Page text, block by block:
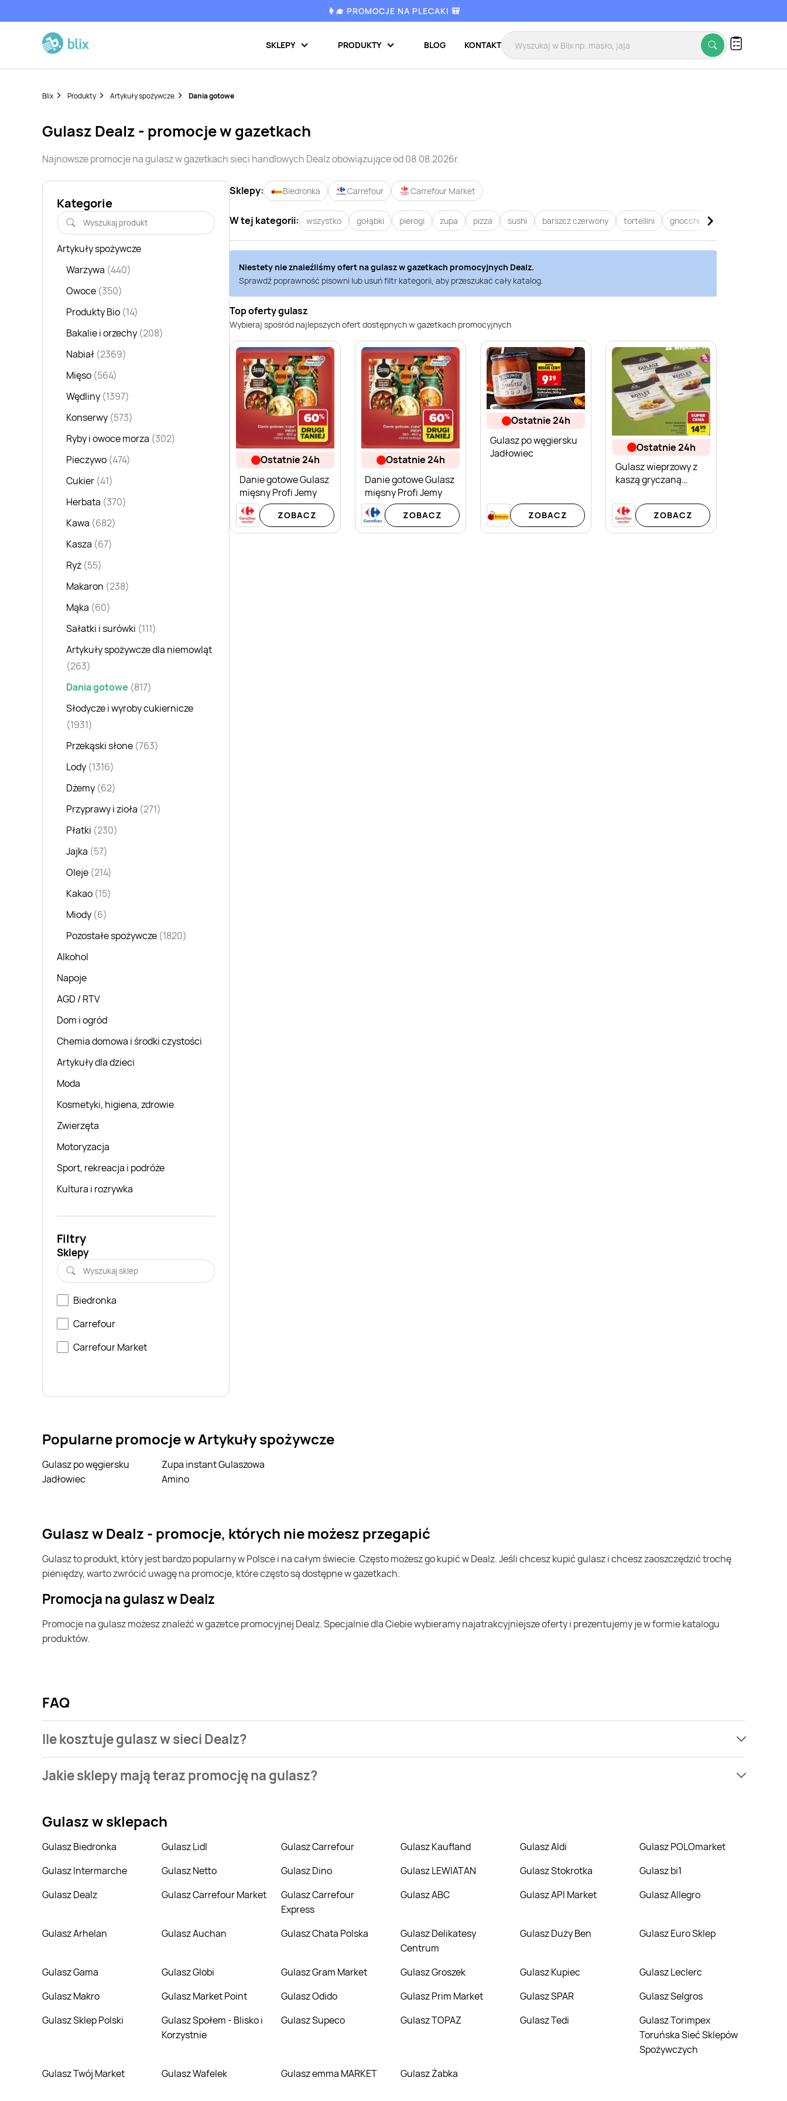
👩‍🎓 PROMOCJE NA PLECAKI 🎒
SKLEPY PRODUKTY BLOG KONTAKT
Blix Produkty Artykuły spożywcze Dania gotowe
gulasz Dealz - promocje w gazetkach
Najnowsze promocje nagulaszw gazetkach sieci handlowych Dealzobowiązujące od 08.08.2026r.
Kategorie
Artykuły spożywcze
Warzywa (440)
Owoce (350)
Produkty Bio (14)
Bakalie i orzechy (208)
Nabiał (2369)
Mięso (564)
Wędliny (1397)
Konserwy (573)
Ryby i owoce morza (302)
Pieczywo (474)
Cukier (41)
Herbata (370)
Kawa (682)
Kasza (67)
Ryż (55)
Makaron (238)
Mąka (60)
Sałatki i surówki (111)
Artykuły spożywcze dla niemowląt
(263)
Dania gotowe (817)
Słodycze i wyroby cukiernicze
(1931)
Przekąski słone (763)
Lody (1316)
Dżemy (62)
Przyprawy i zioła (271)
Płatki (230)
Jajka (57)
Oleje (214)
Kakao (15)
Miody (6)
Pozostałe spożywcze (1820)
Alkohol
Napoje
AGD / RTV
Dom i ogród
Chemia domowa i środki czystości
Artykuły dla dzieci
Moda
Kosmetyki, higiena, zdrowie
Zwierzęta
Motoryzacja
Sport, rekreacja i podróże
Kultura i rozrywka
Filtry
Sklepy
Biedronka
Carrefour
Carrefour Market
Sklepy: Biedronka Carrefour Carrefour Market
W tej kategorii: wszystko gołąbki pierogi zupa pizza sushi barszcz czerwony tortellini gnocchi
Niestety nie znaleźliśmy ofert nagulaszw gazetkach promocyjnych Dealz.
Sprawdź poprawność pisowni lub usuń filtr kategorii, aby przeszukać cały katalog.
Top oferty gulasz
Wybieraj spośród najlepszych ofert dostępnych w gazetkach promocyjnych
ostatnie 24h
Danie gotowe Gulasz
mięsny Profi Jemy
ZOBACZ
ostatnie 24h
Danie gotowe Gulasz
mięsny Profi Jemy
ZOBACZ
ostatnie 24h
Gulasz po węgiersku
Jadłowiec
ZOBACZ
ostatnie 24h
Gulasz wieprzowy z
kaszą gryczaną
ZOBACZ
Popularne promocje w Artykuły spożywcze
Gulasz po węgiersku
Jadłowiec
Zupa instant Gulaszowa
Amino
gulasz w Dealz - promocje, których nie możesz przegapić
gulasz to produkt, który jest bardzo popularny w Polsce i na całym świecie. Często możesz go kupić w Dealz. Jeśli chcesz kupić gulasz i chcesz zaoszczędzić trochę
pieniędzy, warto zwrócić uwagę na promocje, które często są dostępne w gazetkach.
Promocja na gulasz w Dealz
Promocje na gulasz możesz znaleźć w gazetce promocyjnej Dealz. Specjalnie dla Ciebie wybieramy najatrakcyjniejsze oferty i prezentujemy je w formie katalogu
produktów.
FAQ
Ile kosztuje gulasz w sieci Dealz?
Jakie sklepy mają teraz promocję na gulasz?
Gulaszw sklepach
Gulasz Biedronka Gulasz Lidl Gulasz Carrefour Gulasz Kaufland Gulasz Aldi
Gulasz POLOmarket
Gulasz Intermarche
Gulasz Netto Gulasz Dino Gulasz LEWIATAN Gulasz Stokrotka
Gulasz bi1
Gulasz Dealz
Gulasz Carrefour Market
Gulasz Carrefour
Express
Gulasz ABC Gulasz API Market Gulasz Allegro
Gulasz Arhelan Gulasz Auchan Gulasz Chata Polska
Gulasz Delikatesy
Centrum
Gulasz Duży Ben Gulasz Euro Sklep
Gulasz Gama Gulasz Globi Gulasz Gram Market Gulasz Groszek Gulasz Kupiec
Gulasz Leclerc
Gulasz Makro
Gulasz Market Point Gulasz Odido Gulasz Prim Market Gulasz SPAR
Gulasz Selgros
Gulasz Sklep Polski
Gulasz Społem - Blisko i
Korzystnie
Gulasz Supeco Gulasz TOPAZ Gulasz Tedi
Gulasz Torimpex
Toruńska Sieć Sklepów
Spożywczych
Gulasz Twój Market
Gulasz Wafelek Gulasz emma MARKET Gulasz Żabka